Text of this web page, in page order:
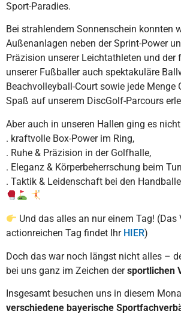
Sport-Paradies.
Bei strahlendem Sonnenschein konnten
Außenanlagen neben der Sprint-Power
Präzision unserer Leichtathleten und der
unserer Fußballer auch spektakuläre
Beachvolleyball-Court sowie jede Menge
Spaß auf unserem DiscGolf-Parcours
Aber auch in unseren Hallen ging es
. kraftvolle Box-Power im Ring,
. Ruhe & Präzision in der Golfhalle,
. Eleganz & Körperbeherrschung beim
. Taktik & Leidenschaft bei den
Und das alles an nur einem Tag! (Das
actionreichen Tag findet Ihr HIER)
Doch das war noch längst nicht alles –
bei uns ganz im Zeichen dersportlichen
Insgesamt besuchen uns in diesem
verschiedene bayerische